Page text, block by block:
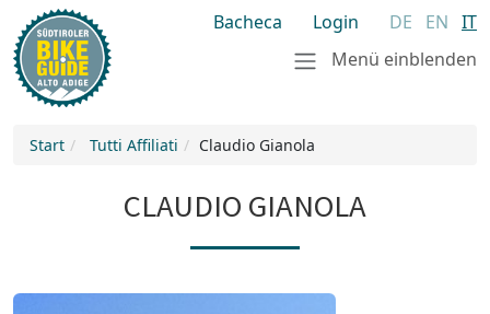
Bacheca Login DE EN IT
Menü einblenden
Start Tutti Affiliati Claudio Gianola
CLAUDIO GIANOLA